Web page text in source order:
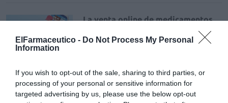
ElFarmaceutico - Do Not Process My Personal
Information
If you wish to opt-out of the sale, sharing to third parties, or
processing of your personal or sensitive information for
targeted advertising by us, please use the below opt-out
La venta online de medicamentos
trazabilidad
Récord de comunicaciones para el
24 Congreso Nacional